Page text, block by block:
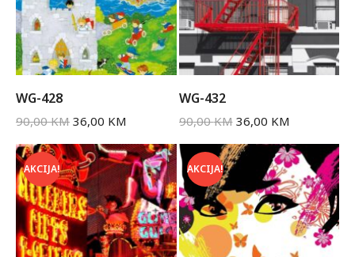
WG-428
90,00KM 36,00 KM
WG-432
90,00KM 36,00 KM
AKCIJA! AKCIJA!